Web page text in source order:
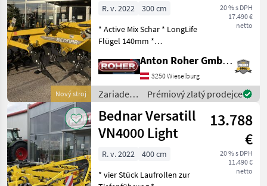
Nový stroj
TN3000 M7R
20 % s DPH
17.490 €
netto
R. v. 2022
300 cm
* Active Mix Schar * LongLife
Flügel 140mm *
40mm * hydraulische
Tiefenverstellung *
Beleuchtungsanlage *
Walzenverbreiterung für
ebene A
Anton Roher GmbH (ACA Center Roher)
3250 Wieselburg
Zariadenia
na
obrábanie
pôdy /
Bednar
Prémiový zlatý prodejce
Bednar Versatill
VN4000 Light
13.788
€
20 % s DPH
11.490 €
netto
R. v. 2022
400 cm
* vier Stück Laufrollen zur